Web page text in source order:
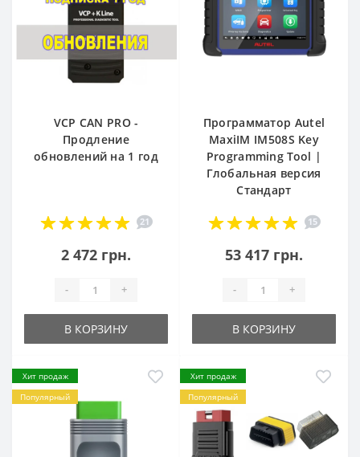
VCP CAN PRO -
Продление
обновлений на 1 год
21
2 472 грн.
- +
В КОРЗИНУ
Программатор Autel
MaxiIM IM508S Key
Programming Tool |
Глобальная версия
Стандарт
15
53 417 грн.
- +
В КОРЗИНУ
Хит продаж
Популярный
Хит продаж
Популярный